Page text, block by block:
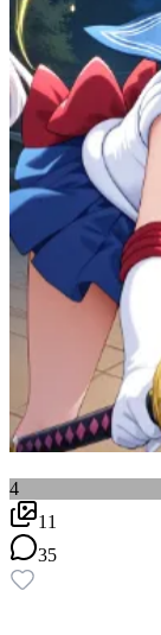
4
11
35